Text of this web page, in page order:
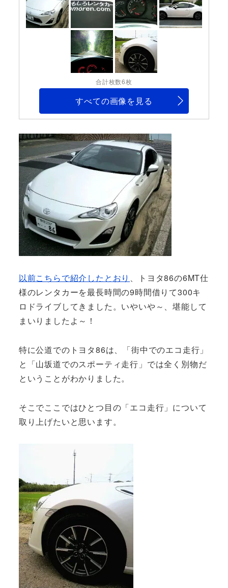
合計枚数6枚
すべての画像を見る
以前こちらで紹介したとおり 、トヨタ86の6MT仕
様のレンタカーを最長時間の9時間借りて300キ
ロドライブしてきました。いやいや～、堪能して
まいりましたよ～！
特に公道でのトヨタ86は、「街中でのエコ走行」
と「山坂道でのスポーティ走行」では全く別物だ
ということがわかりました。
そこでここではひとつ目の「エコ走行」について
取り上げたいと思います。